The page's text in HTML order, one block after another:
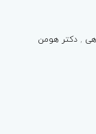
,دکتر هومن